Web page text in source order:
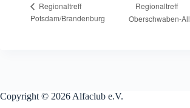
Regionaltreff
Potsdam/Brandenburg
Regionaltreff
Oberschwaben-
Copyright © 2026 Alfaclub e.V.